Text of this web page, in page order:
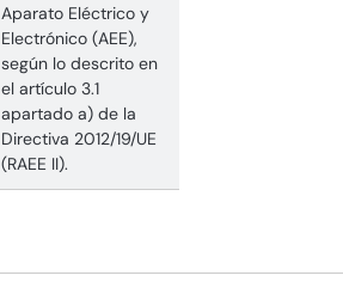
Aparato Eléctrico y
Electrónico (AEE),
según lo descrito en
el artículo 3.1
apartado a) de la
Directiva 2012/19/UE
(RAEE II).